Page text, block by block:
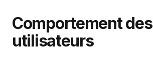
Comportement des
utilisateurs